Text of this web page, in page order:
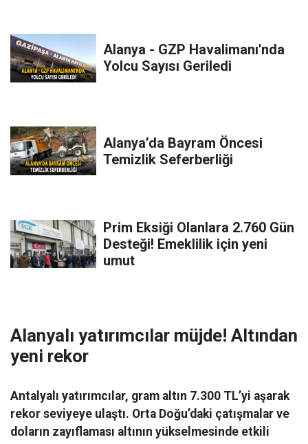
Alanya - GZP Havalimanı'nda
Yolcu Sayısı Geriledi
Alanya’da Bayram Öncesi
Temizlik Seferberliği
Prim Eksiği Olanlara 2.760 Gün
Desteği! Emeklilik için yeni
umut
Alanyalı yatırımcılar müjde! Altından
yeni rekor
Antalyalı yatırımcılar, gram altın 7.300 TL’yi aşarak
rekor seviyeye ulaştı. Orta Doğu’daki çatışmalar ve
doların zayıflaması altının yükselmesinde etkili